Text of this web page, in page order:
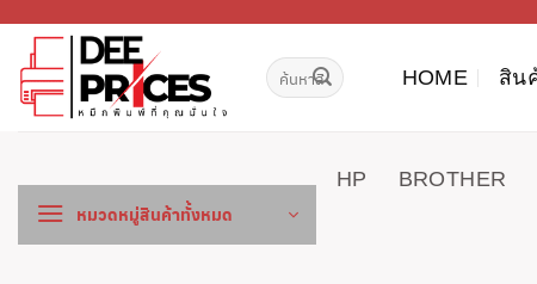
เนื้อหา
ค้นหา: HOME สิน
หมวดหมู่สินค้าทั้งหมด
HP BROTHER